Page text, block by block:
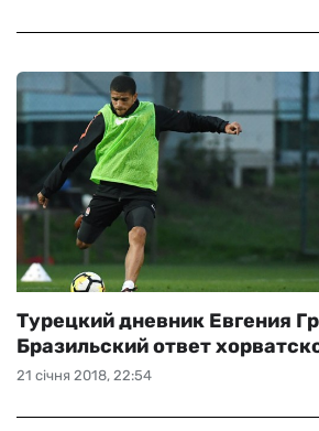
21 січня 2018, 22:54
Турецкий дневник Евгения
Бразильский ответ